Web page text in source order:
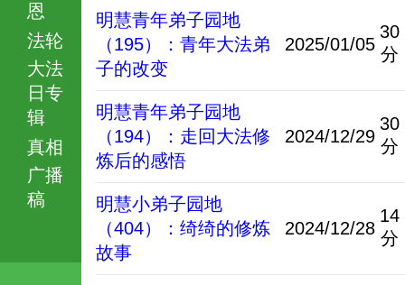
恩
法轮
大法
日专
辑
真相
广播
稿
明慧青年弟子园地
（195）：青年大法弟
子的改变
2025/01/05
30
分
明慧青年弟子园地
（194）：走回大法修
炼后的感悟
2024/12/29
30
分
明慧小弟子园地
（404）：绮绮的修炼
故事
2024/12/28
14
分